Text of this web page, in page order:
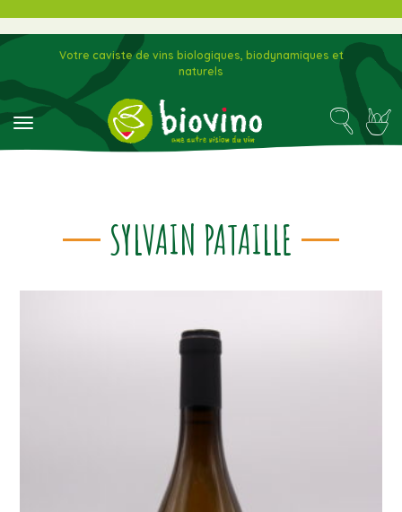
toggle navigation
Votre caviste de vins biologiques, biodynamiques et
naturels
SYLVAIN PATAILLE